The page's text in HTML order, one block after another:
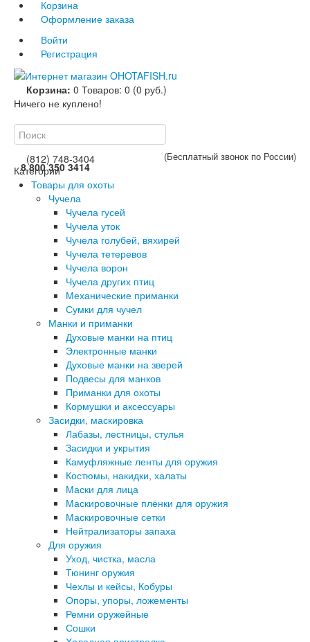
Корзина
Оформление заказа
Войти
Регистрация
Корзина: 0 Товаров: 0 (0 руб.)
Ничего не куплено!
(812) 748-3404
8 800 350 3414
(Бесплатный звонок по России)
Категории
Товары для охоты
Чучела
Чучела гусей
Чучела уток
Чучела голубей, вяхирей
Чучела тетеревов
Чучела ворон
Чучела других птиц
Механические приманки
Сумки для чучел
Манки и приманки
Духовые манки на птиц
Электронные манки
Духовые манки на зверей
Подвесы для манков
Приманки для охоты
Кормушки и аксессуары
Засидки, маскировка
Лабазы, лестницы, стулья
Засидки и укрытия
Камуфляжные ленты для оружия
Костюмы, накидки, халаты
Маски для лица
Маскировочные плёнки для оружия
Маскировочные сетки
Нейтрализаторы запаха
Для оружия
Уход, чистка, масла
Тюнинг оружия
Чехлы и кейсы, Кобуры
Опоры, упоры, ложементы
Ремни оружейные
Сошки